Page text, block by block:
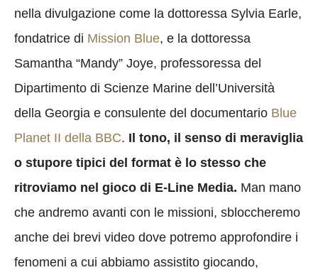
nella divulgazione come la dottoressa Sylvia Earle,
fondatrice di Mission Blue, e la dottoressa
Samantha “Mandy” Joye, professoressa del
Dipartimento di Scienze Marine dell’Università
della Georgia e consulente del documentario Blue
Planet II della BBC. Il tono, il senso di meraviglia
o stupore tipici del format è lo stesso che
ritroviamo nel gioco di E-Line Media. Man mano
che andremo avanti con le missioni, sbloccheremo
anche dei brevi video dove potremo approfondire i
fenomeni a cui abbiamo assistito giocando,